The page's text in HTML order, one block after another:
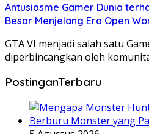
Antusiasme Gamer Dunia
Besar Menjelang Era Open
GTA VI menjadi salah satu
diperbincangkan oleh
PostinganTerbaru